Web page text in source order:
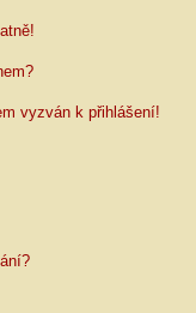
vyzván k přihlášení!